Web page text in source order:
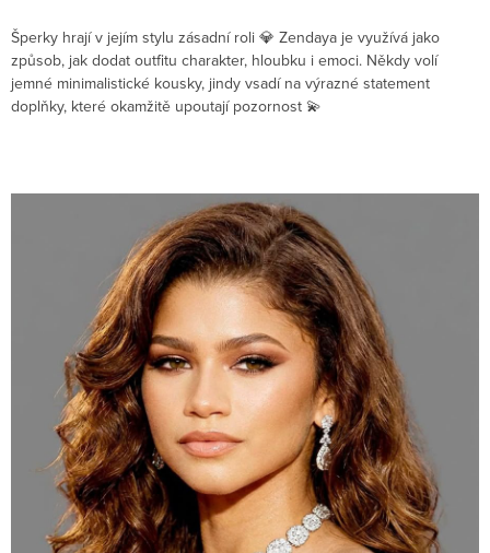
Šperky hrají v jejím stylu zásadní roli 💎 Zendaya je využívá jako
způsob, jak dodat outfitu charakter, hloubku i emoci. Někdy volí
jemné minimalistické kousky, jindy vsadí na výrazné statement
doplňky, které okamžitě upoutají pozornost 💫